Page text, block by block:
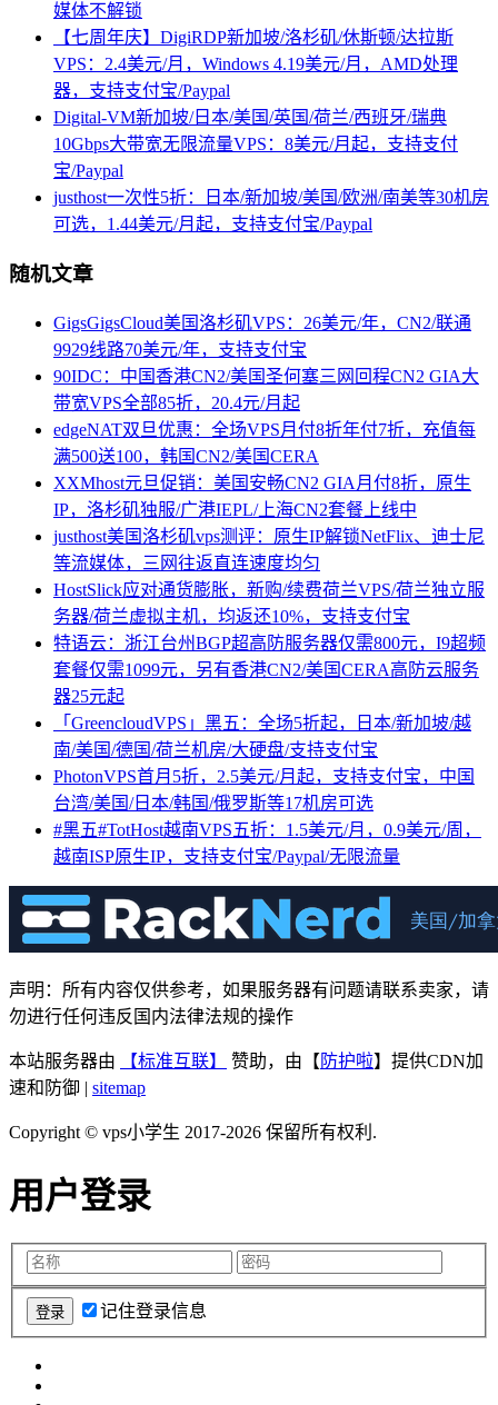
媒体不解锁
【七周年庆】DigiRDP新加坡/洛杉矶/休斯顿/达拉斯
VPS：2.4美元/月，Windows 4.19美元/月，AMD处理
器，支持支付宝/Paypal
Digital-VM新加坡/日本/美国/英国/荷兰/西班牙/瑞典
10Gbps大带宽无限流量VPS：8美元/月起，支持支付
宝/Paypal
justhost一次性5折：日本/新加坡/美国/欧洲/南美等30机房
可选，1.44美元/月起，支持支付宝/Paypal
随机文章
GigsGigsCloud美国洛杉矶VPS：26美元/年，CN2/联通
9929线路70美元/年，支持支付宝
90IDC：中国香港CN2/美国圣何塞三网回程CN2 GIA大
带宽VPS全部85折，20.4元/月起
edgeNAT双旦优惠：全场VPS月付8折年付7折，充值每
满500送100，韩国CN2/美国CERA
XXMhost元旦促销：美国安畅CN2 GIA月付8折，原生
IP，洛杉矶独服/广港IEPL/上海CN2套餐上线中
justhost美国洛杉矶vps测评：原生IP解锁NetFlix、迪士尼
等流媒体，三网往返直连速度均匀
HostSlick应对通货膨胀，新购/续费荷兰VPS/荷兰独立服
务器/荷兰虚拟主机，均返还10%，支持支付宝
特语云：浙江台州BGP超高防服务器仅需800元，I9超频
套餐仅需1099元，另有香港CN2/美国CERA高防云服务
器25元起
「GreencloudVPS」黑五：全场5折起，日本/新加坡/越
南/美国/德国/荷兰机房/大硬盘/支持支付宝
PhotonVPS首月5折，2.5美元/月起，支持支付宝，中国
台湾/美国/日本/韩国/俄罗斯等17机房可选
#黑五#TotHost越南VPS五折：1.5美元/月，0.9美元/周，
越南ISP原生IP，支持支付宝/Paypal/无限流量
声明：所有内容仅供参考，如果服务器有问题请联系卖家，请
勿进行任何违反国内法律法规的操作
本站服务器由 【标准互联】 赞助，由【 防护啦】提供CDN加
速和防御 | sitemap
Copyright © vps小学生 2017-2026 保留所有权利.
用户登录
记住登录信息